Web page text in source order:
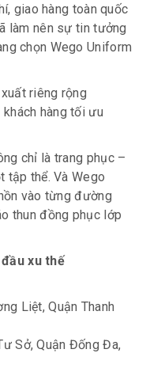
giao hàng toàn quốc
làm nên sự tin tưởng
chọn Wego Uniform
riêng rộng
hàng tối ưu
chỉ là trang phục –
tập thể. Và Wego
vào từng đường
thun đồng phục lớp
xu thế
Liệt, Quận Thanh
Sở, Quận Đống Đa,